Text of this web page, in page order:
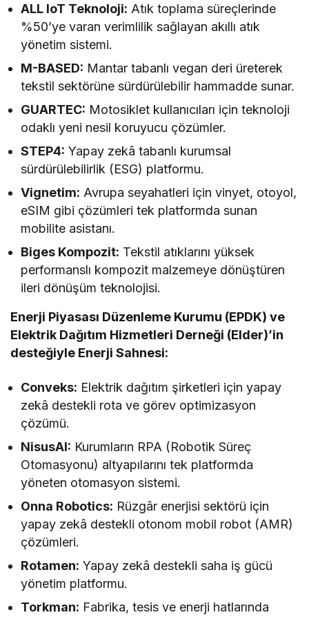
ALL IoT Teknoloji: Atık toplama süreçlerinde
%50’ye varan verimlilik sağlayan akıllı atık
yönetim sistemi.
M-BASED: Mantar tabanlı vegan deri üreterek
tekstil sektörüne sürdürülebilir hammadde sunar.
GUARTEC: Motosiklet kullanıcıları için teknoloji
odaklı yeni nesil koruyucu çözümler.
STEP4: Yapay zekâ tabanlı kurumsal
sürdürülebilirlik (ESG) platformu.
Vignetim: Avrupa seyahatleri için vinyet, otoyol,
eSIM gibi çözümleri tek platformda sunan
mobilite asistanı.
Biges Kompozit: Tekstil atıklarını yüksek
performanslı kompozit malzemeye dönüştüren
ileri dönüşüm teknolojisi.
Enerji Piyasası Düzenleme Kurumu (EPDK) ve
Elektrik Dağıtım Hizmetleri Derneği (Elder)’in
desteğiyle Enerji Sahnesi:
Conveks: Elektrik dağıtım şirketleri için yapay
zekâ destekli rota ve görev optimizasyon
çözümü.
NisusAI: Kurumların RPA (Robotik Süreç
Otomasyonu) altyapılarını tek platformda
yöneten otomasyon sistemi.
Onna Robotics: Rüzgâr enerjisi sektörü için
yapay zekâ destekli otonom mobil robot (AMR)
çözümleri.
Rotamen: Yapay zekâ destekli saha iş gücü
yönetim platformu.
Torkman: Fabrika, tesis ve enerji hatlarında